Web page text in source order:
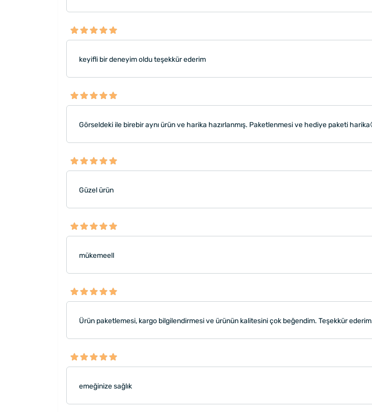
keyifli bir deneyim oldu teşekkür ederim
Görseldeki ile birebir aynı ürün ve harika hazırlanmış. Paketlenmesi ve hediye paketi
Güzel ürün
mükemeell
Ürün paketlemesi, kargo bilgilendirmesi ve ürünün kalitesini çok beğendim. Teşekkür
emeğinize sağlık